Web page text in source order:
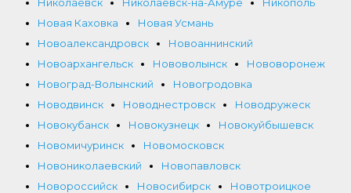
Новая Каховка
Новая Усмань
Новоалександровск
Новоаннинский
Новоархангельск
Нововолынск
Нововоронеж
Новоград-Волынский
Новогродовка
Новодвинск
Новоднестровск
Новодружеск
Новокубанск
Новокузнецк
Новокуйбышевск
Новомичуринск
Новомосковск
Новониколаевский
Новопавловск
Новороссийск
Новосибирск
Новотроицкое